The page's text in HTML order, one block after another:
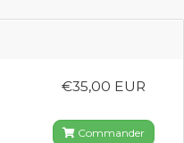
€35,00 EUR
Commander